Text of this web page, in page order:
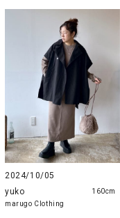
2024/10/05
yuko
marugo Clothing
160cm